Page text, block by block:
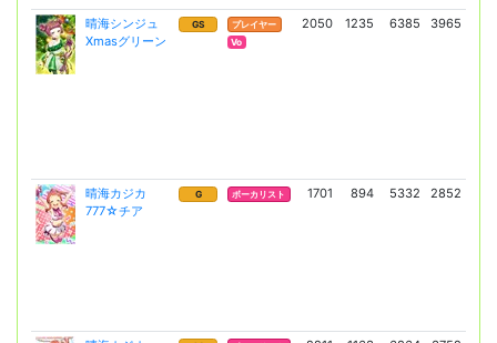
晴海シンジュ
Xmasグリーン
GS
プレイヤー
Vo
2050 1235 6385 3965
晴海カジカ
777☆チア
G ボーカリスト 1701 894 5332 2852